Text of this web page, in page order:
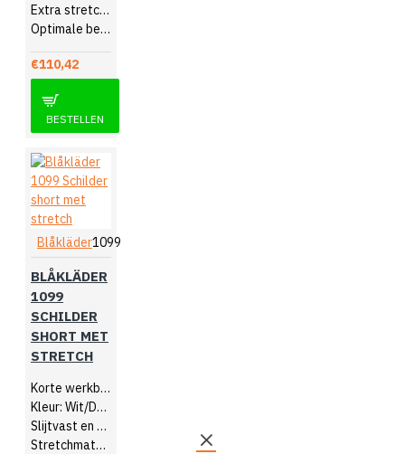
Extra stretchmateriaal
Optimale bewegingsvrijheid
€110,42
BESTELLEN
Blåkläder1099
BLÅKLÄDER
1099
SCHILDER
SHORT MET
STRETCH
Korte werkbroek
Kleur: Wit/Donkergrijs
Slijtvast en soepel
Stretchmateriaal in kruis